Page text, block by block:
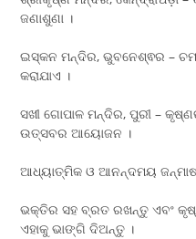
ଜଣାଶୁଣା ।
ଇସ୍କନ ମନ୍ଦିର, ଭୁବନେଶ୍ଵର –
କରାଯାଏ ।
ସଖୀ ଗୋପାଳ ମନ୍ଦିର, ପୁରୀ –
ଉତ୍ସବର ଆୟୋଜନ ।
ଆଧ୍ୟାତ୍ମିକ ଓ ଆନନ୍ଦମୟ
ଭକ୍ତିର ସହ ବ୍ରତ ରଖନ୍ତୁ ଏବଂ
ଏହାକୁ ଭାଙ୍ଗି ଦିଅନ୍ତୁ ।